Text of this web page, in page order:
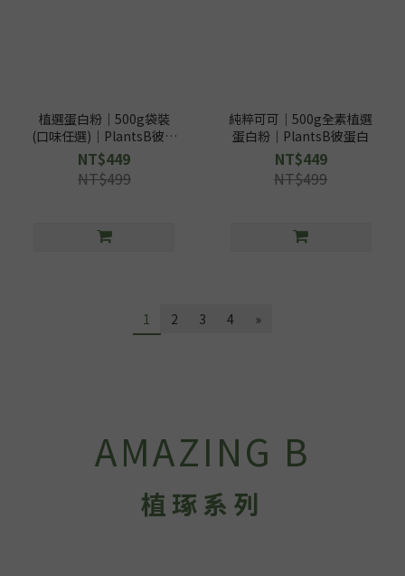
植選蛋白粉｜500g袋裝
(口味任選)｜PlantsB彼蛋
白
NT$449
NT$499
純粹可可｜500g全素植選
蛋白粉｜PlantsB彼蛋白
NT$449
NT$499
1 2 3 4 »
AMAZING B
植琢系列